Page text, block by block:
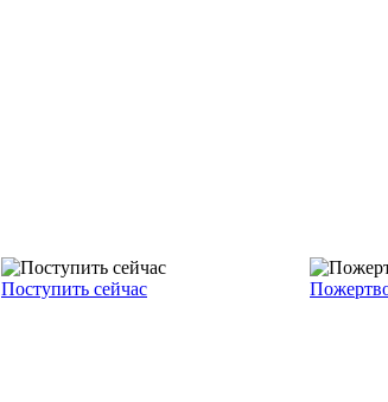
Поступить сейчас